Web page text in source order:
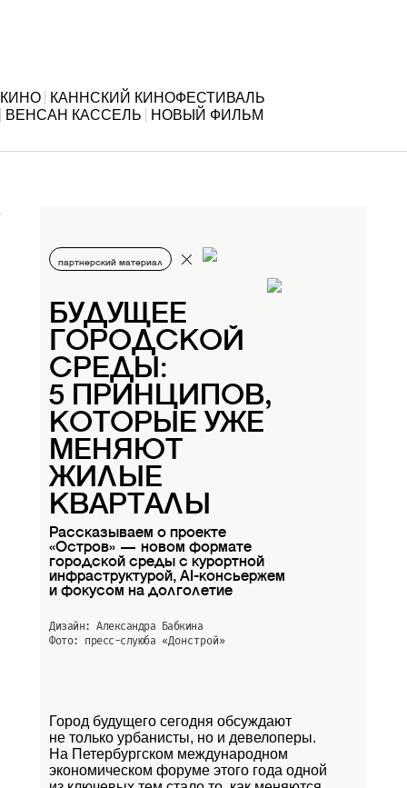
КИНО
КАННСКИЙ КИНОФЕСТИВАЛЬ
ВЕНСАН КАССЕЛЬ
НОВЫЙ ФИЛЬМ
партнерский материал
БУДУЩЕЕ
ГОРОДСКОЙ
СРЕДЫ:
5 ПРИНЦИПОВ,
КОТОРЫЕ УЖЕ
МЕНЯЮТ
ЖИЛЫЕ
КВАРТАЛЫ
Рассказываем о проекте
«Остров» — новом формате
городской среды с курортной
инфраструктурой, AI-консьержем
и фокусом на долголетие
Дизайн: Александра Бабкина
Фото: пресс-слуюба «Донстрой»
Город будущего сегодня обсуждают
не только урбанисты, но и девелоперы.
На Петербургском международном
экономическом форуме этого года одной